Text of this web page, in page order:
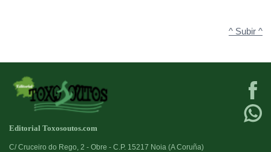
^ Subir ^
Editorial Toxosoutos.com
C/ Cruceiro do Rego, 2 - Obre - C.P. 15217 Noia (A Coruña)